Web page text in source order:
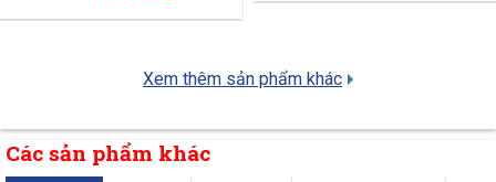
Xem thêm sản phẩm khác
Các sản phẩm khác